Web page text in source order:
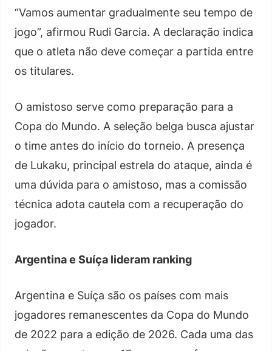
“Vamos aumentar gradualmente seu tempo de
jogo”, afirmou Rudi Garcia. A declaração indica
que o atleta não deve começar a partida entre
os titulares.
O amistoso serve como preparação para a
Copa do Mundo. A seleção belga busca ajustar
o time antes do início do torneio. A presença
de Lukaku, principal estrela do ataque, ainda é
uma dúvida para o amistoso, mas a comissão
técnica adota cautela com a recuperação do
jogador.
Argentina e Suíça lideram ranking
Argentina e Suíça são os países com mais
jogadores remanescentes da Copa do Mundo
de 2022 para a edição de 2026. Cada uma das